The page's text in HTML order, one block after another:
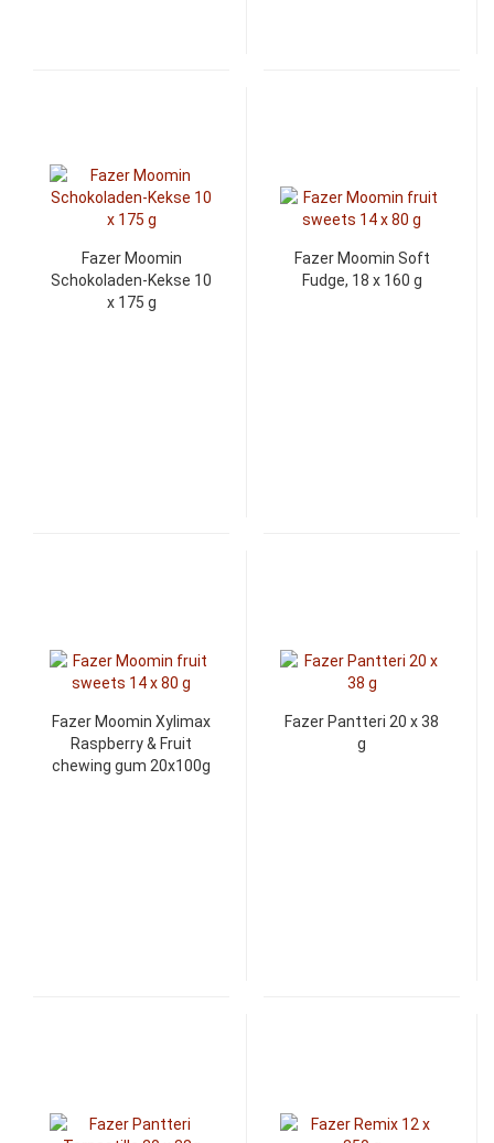
Fazer Moomin
Schokoladen-Kekse 10
x 175 g
Fazer Moomin Soft
Fudge, 18 x 160 g
Fazer Moomin Xylimax
Raspberry & Fruit
chewing gum 20x100g
Fazer Pantteri 20 x 38
g